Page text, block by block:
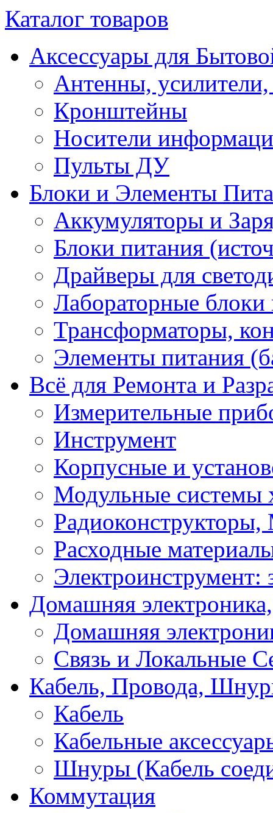
Каталог товаров
Аксессуары для
Антенны, усилители,
Кронштейны
Носители
Пульты ДУ
Блоки и Элементы
Аккумуляторы и
Блоки питания
Драйверы для
Лабораторные блоки
Трансформаторы,
Элементы питания
Всё для Ремонта и
Измерительные
Инструмент
Корпусные и
Модульные системы
Расходные
Электроинструмент:
Домашняя
Домашняя
Связь и Локальные
Кабель, Провода,
Кабель
Кабельные
Шнуры (Кабель
Коммутация